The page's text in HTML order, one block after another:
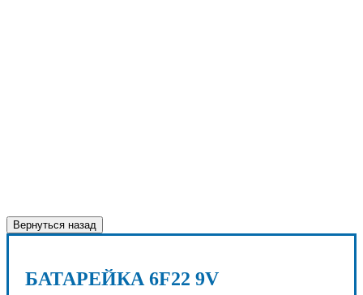
Вернуться назад
БАТАРЕЙКА 6F22 9V